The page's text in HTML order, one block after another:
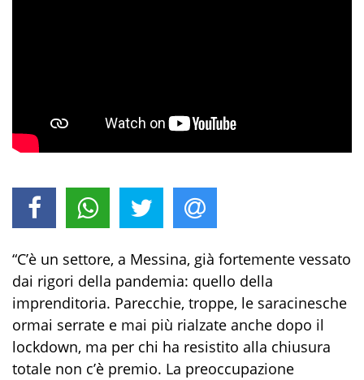
“C’è un settore, a Messina, già fortemente vessato
dai rigori della pandemia: quello della
imprenditoria. Parecchie, troppe, le saracinesche
ormai serrate e mai più rialzate anche dopo il
lockdown, ma per chi ha resistito alla chiusura
totale non c’è premio. La preoccupazione